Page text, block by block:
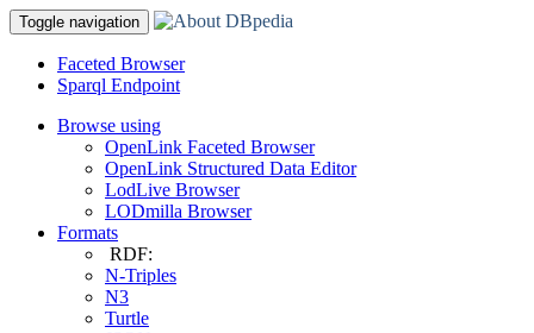
Toggle navigation
Faceted Browser
Sparql Endpoint
Browse using
OpenLink Faceted Browser
OpenLink Structured Data Editor
LodLive Browser
LODmilla Browser
Formats
RDF:
N-Triples
N3
Turtle